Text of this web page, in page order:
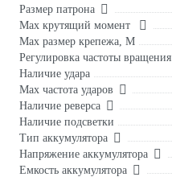
Размер патрона
Max крутящий момент
Max размер крепежа, М
Регулировка частоты вращения
Наличие удара
Мах частота ударов
Наличие реверса
Наличие подсветки
Тип аккумулятора
Напряжение аккумулятора
Емкость аккумулятора